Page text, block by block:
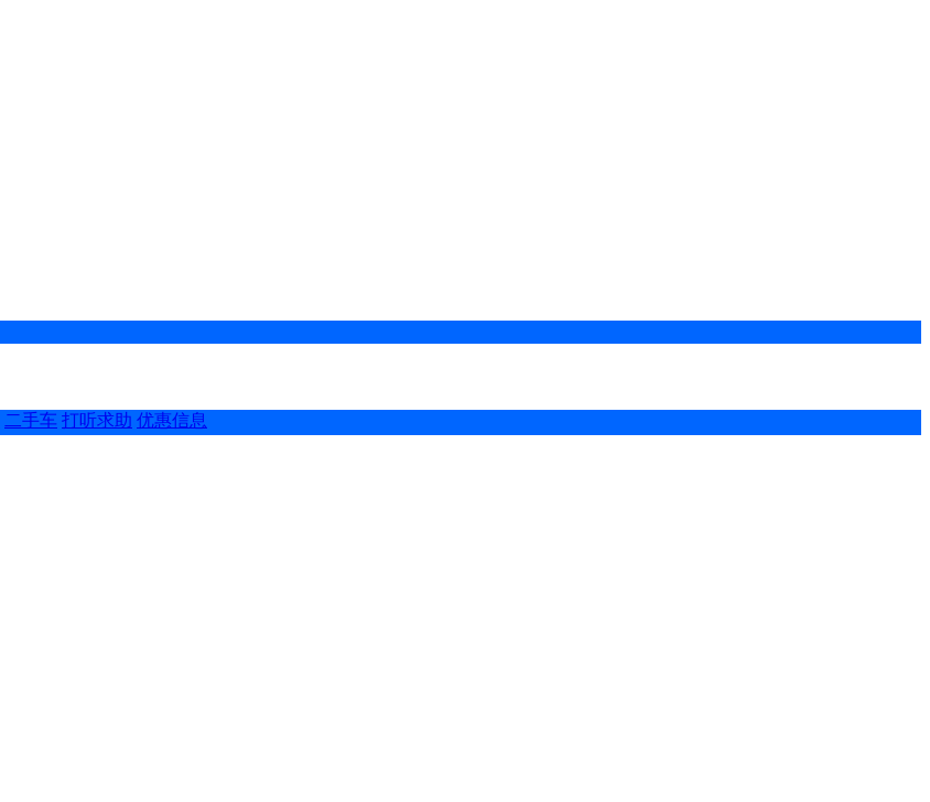
二手车 打听求助 优惠信息